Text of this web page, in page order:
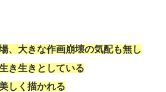
、大きな作画崩壊の気配も無し
き生きとしている
しく描かれる